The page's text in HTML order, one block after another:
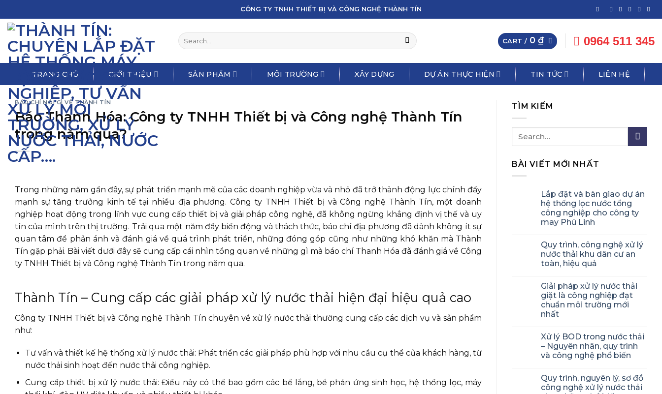
to
content
CÔNG TY TNHH THIẾT BỊ VÀ CÔNG NGHỆ THÀNH TÍN
Search
for:
CART / 0₫ 0964 511 345
TRANG CHỦ GIỚI THIỆU SẢN PHẨM MÔI TRƯỜNG XÂY DỰNG DỰ ÁN THỰC HIỆN TIN TỨC LIÊN HỆ
BÁO CHÍ NÓI GÌ VỀ THÀNH TÍN
Báo Thanh Hóa: Công ty TNHH Thiết bị và Công nghệ Thành Tín
trong năm qua?
Trong những năm gần đây, sự phát triển mạnh mẽ của các doanh nghiệp vừa và nhỏ đã trở thành động lực chính đẩy
mạnh sự tăng trưởng kinh tế tại nhiều địa phương. Công ty TNHH Thiết bị và Công nghệ Thành Tín, một doanh
nghiệp hoạt động trong lĩnh vực cung cấp thiết bị và giải pháp công nghệ, đã không ngừng khẳng định vị thế và uy
tín của mình trên thị trường. Trải qua một năm đầy biến động và thách thức, báo chí địa phương đã dành không ít sự
quan tâm để phản ánh và đánh giá về quá trình phát triển, những đóng góp cũng như những khó khăn mà Thành
Tín gặp phải. Bài viết dưới đây sẽ cung cấp cái nhìn tổng quan về những gì mà báo chí Thanh Hóa đã đánh giá về Công
ty TNHH Thiết bị và Công nghệ Thành Tín trong năm qua.
Thành Tín – Cung cấp các giải pháp xử lý nước thải hiện đại hiệu quả cao
Công ty TNHH Thiết bị và Công nghệ Thành Tín chuyên về xử lý nước thải thường cung cấp các dịch vụ và sản phẩm
như:
Tư vấn và thiết kế hệ thống xử lý nước thải: Phát triển các giải pháp phù hợp với nhu cầu cụ thể của khách hàng, từ
nước thải sinh hoạt đến nước thải công nghiệp.
Cung cấp thiết bị xử lý nước thải: Điều này có thể bao gồm các bể lắng, bể phản ứng sinh học, hệ thống lọc, máy
TÌM KIẾM
BÀI VIẾT MỚI NHẤT
Lắp đặt và bàn giao dự án
hệ thống lọc nước tổng
công nghiệp cho công ty
may Phú Linh
Quy trình, công nghệ xử lý
nước thải khu dân cư an
toàn, hiệu quả
Giải pháp xử lý nước thải
giặt là công nghiệp đạt
chuẩn môi trường mới
nhất
Xử lý BOD trong nước thải
– Nguyên nhân, quy trình
và công nghệ phổ biến
Quy trình, nguyên lý, sơ đồ
công nghệ xử lý nước thải